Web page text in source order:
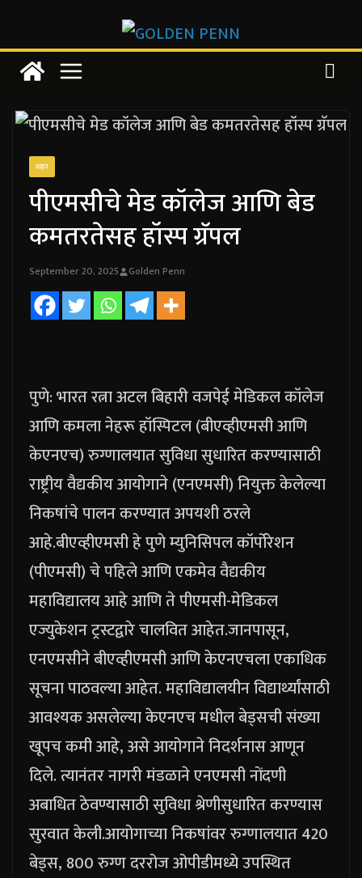
to
content
शहर
पीएमसीचे मेड कॉलेज आणि बेड
कमतरतेसह हॉस्प ग्रॅपल
September 20, 2025 Golden Penn
पुणे: भारत रत्ना अटल बिहारी वजपेई मेडिकल कॉलेज
आणि कमला नेहरू हॉस्पिटल (बीएव्हीएमसी आणि
केएनएच) रुग्णालयात सुविधा सुधारित करण्यासाठी
राष्ट्रीय वैद्यकीय आयोगाने (एनएमसी) नियुक्त केलेल्या
निकषांचे पालन करण्यात अपयशी ठरले
आहे.बीएव्हीएमसी हे पुणे म्युनिसिपल कॉर्पोरेशन
(पीएमसी) चे पहिले आणि एकमेव वैद्यकीय
महाविद्यालय आहे आणि ते पीएमसी-मेडिकल
एज्युकेशन ट्रस्टद्वारे चालवित आहेत.जानपासून,
एनएमसीने बीएव्हीएमसी आणि केएनएचला एकाधिक
सूचना पाठवल्या आहेत. महाविद्यालयीन विद्यार्थ्यांसाठी
आवश्यक असलेल्या केएनएच मधील बेड्सची संख्या
खूपच कमी आहे, असे आयोगाने निदर्शनास आणून
दिले. त्यानंतर नागरी मंडळाने एनएमसी नोंदणी
अबाधित ठेवण्यासाठी सुविधा श्रेणीसुधारित करण्यास
सुरवात केली.आयोगाच्या निकषांवर रुग्णालयात 420
बेड्स, 800 रुग्ण दररोज ओपीडीमध्ये उपस्थित